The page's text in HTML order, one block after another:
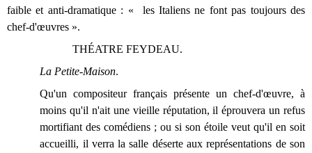
faible et anti-dramatique : « les Italiens ne font pas toujours des
chef-d'œuvres ».
THÉATRE FEYDEAU.
La Petite-Maison.
Qu'un compositeur français présente un chef-d'œuvre, à
moins qu'il n'ait une vieille réputation, il éprouvera un refus
mortifiant des comédiens ; ou si son étoile veut qu'il en soit
accueilli, il verra la salle déserte aux représentations de son